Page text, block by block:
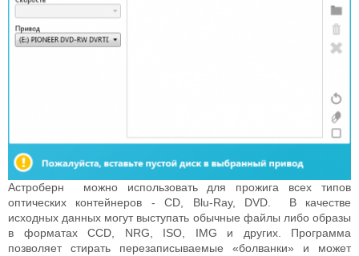
Астроберн можно использовать для прожига всех типов
оптических контейнеров - CD, Blu-Ray, DVD. В качестве
исходных данных могут выступать обычные файлы либо образы
в форматах CCD, NRG, ISO, IMG и других. Программа
позволяет стирать перезаписываемые «болванки» и может